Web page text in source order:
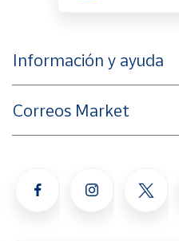
Información y ayuda
Correos Market